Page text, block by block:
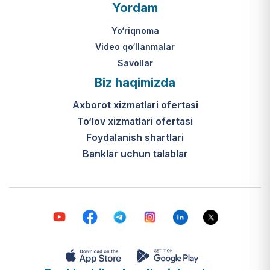
O‘zbekiston Respublikasi Vazirlar
316-son qarori hamda Prezidentning
PQ-410-son qarori.
Ijtimoiy qo‘llab-quvvatlash
markazlari (IQQM) o‘zi nima?
Bular ilgarigi “Saxovat” keksalar va
nogironligi bo‘lgan shaxslar uchun
internat uylari hamda Urush va
mehnat faxriylari pansionatining
Yordam
Yo‘riqnoma
Video qo‘llanmalar
Savollar
Biz haqimizda
Axborot xizmatlari ofertasi
To‘lov xizmatlari ofertasi
Foydalanish shartlari
Banklar uchun talablar